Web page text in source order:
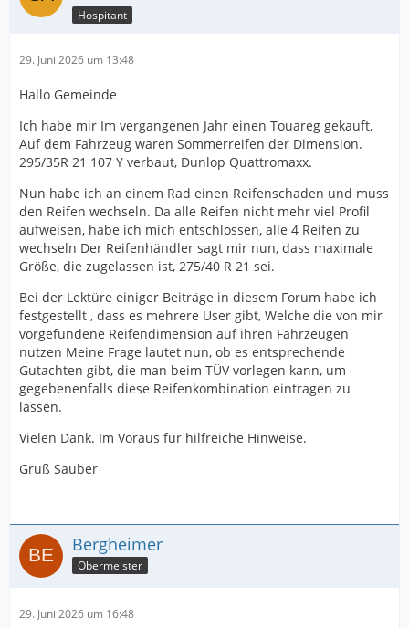
Hospitant
29. Juni 2026 um 13:48
Hallo Gemeinde
Ich habe mir Im vergangenen Jahr einen Touareg gekauft,
Auf dem Fahrzeug waren Sommerreifen der Dimension.
295/35R 21 107 Y verbaut, Dunlop Quattromaxx.
Nun habe ich an einem Rad einen Reifenschaden und muss
den Reifen wechseln. Da alle Reifen nicht mehr viel Profil
aufweisen, habe ich mich entschlossen, alle 4 Reifen zu
wechseln Der Reifenhändler sagt mir nun, dass maximale
Größe, die zugelassen ist, 275/40 R 21 sei.
Bei der Lektüre einiger Beiträge in diesem Forum habe ich
festgestellt , dass es mehrere User gibt, Welche die von mir
vorgefundene Reifendimension auf ihren Fahrzeugen
nutzen Meine Frage lautet nun, ob es entsprechende
Gutachten gibt, die man beim TÜV vorlegen kann, um
gegebenenfalls diese Reifenkombination eintragen zu
lassen.
Vielen Dank. Im Voraus für hilfreiche Hinweise.
Gruß Sauber
Bergheimer
Obermeister
29. Juni 2026 um 16:48